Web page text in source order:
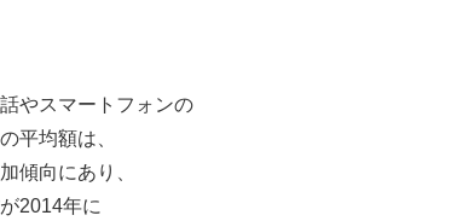
やスマートフォンの
平均額は、
傾向にあり、
2014年に